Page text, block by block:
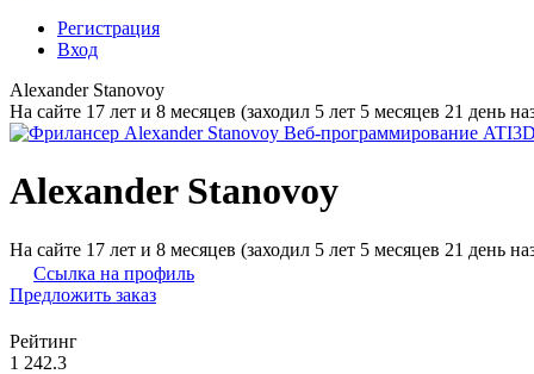
Регистрация
Вход
Alexander Stanovoy
На сайте 17 лет и 8 месяцев (заходил 5 лет 5 месяцев 21 день
Alexander Stanovoy
На сайте 17 лет и 8 месяцев (заходил 5 лет 5 месяцев 21 день
Ссылка на профиль
Предложить заказ
Рейтинг
1 242.3